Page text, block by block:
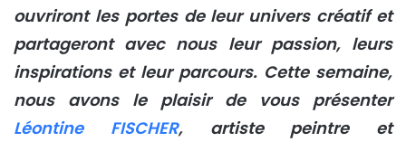
ouvriront les portes de leur univers créatif et
partageront avec nous leur passion, leurs
inspirations et leur parcours. Cette semaine,
nous avons le plaisir de vous présenter
Léontine FISCHER, artiste peintre et